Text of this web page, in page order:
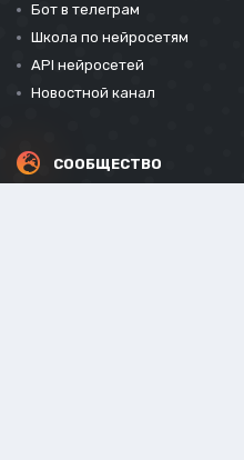
Бот в телеграм
Школа по нейросетям
API нейросетей
Новостной канал
СООБЩЕСТВО